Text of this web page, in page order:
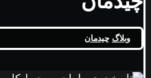
وبلاگ چیدمان